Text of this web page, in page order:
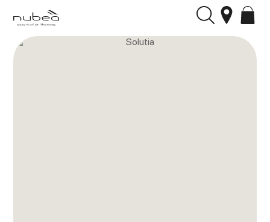
Профессиональная косметика для волос Nubea